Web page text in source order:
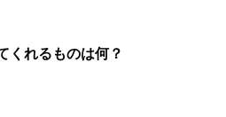
くれるものは何？